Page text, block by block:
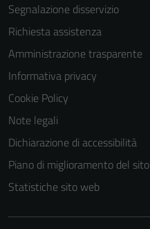
Segnalazione disservizio
Richiesta assistenza
Amministrazione trasparente
Informativa privacy
Cookie Policy
Note legali
Dichiarazione di accessibilità
Piano di miglioramento del sito
Statistiche sito web